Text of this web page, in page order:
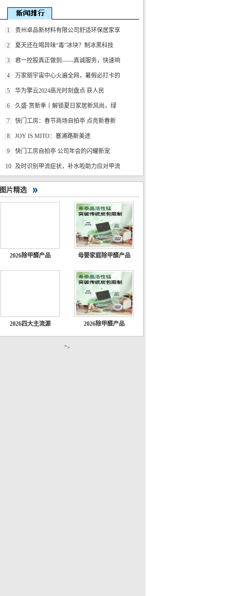
1 贵州卓品新材料有限公司舒适环保居家享
2 夏天还在喝异味“毒”冰块？制冰黑科技
3 君一控股真正做到——真诚服务，快速响
4 万家丽宇宙中心火遍全网，暑假必打卡的
5 华为擎云2024高光时刻盘点 获人民
6 久盛·赏新季丨解锁夏日家居新风尚，绿
7 快门工房：春节商场自拍亭 点亮新春新
8 JOY IS MITO：塞浦路斯美途
9 快门工房自拍亭 公司年会的闪耀新宠
10 及时识别甲流症状，补水啦助力应对甲流
图片精选
2026除甲醛产品 母婴家庭除甲醛产品
2026四大主流源 2026除甲醛产品
">